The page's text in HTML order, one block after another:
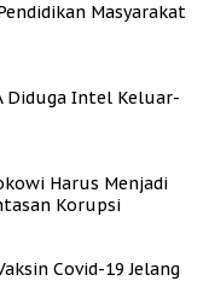
Masyarakat
Diduga Intel Keluar-
Harus Menjadi
Korupsi
Covid-19 Jelang